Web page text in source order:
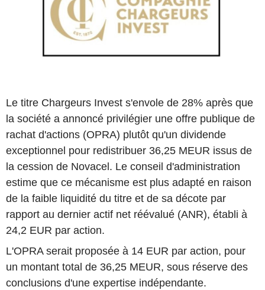
Le titre Chargeurs Invest s'envole de 28% après que
la société a annoncé privilégier une offre publique de
rachat d'actions (OPRA) plutôt qu'un dividende
exceptionnel pour redistribuer 36,25 MEUR issus de
la cession de Novacel. Le conseil d'administration
estime que ce mécanisme est plus adapté en raison
de la faible liquidité du titre et de sa décote par
rapport au dernier actif net réévalué (ANR), établi à
24,2 EUR par action.
L'OPRA serait proposée à 14 EUR par action, pour
un montant total de 36,25 MEUR, sous réserve des
conclusions d'une expertise indépendante.